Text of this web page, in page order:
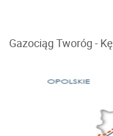
Gazociąg Tworóg -